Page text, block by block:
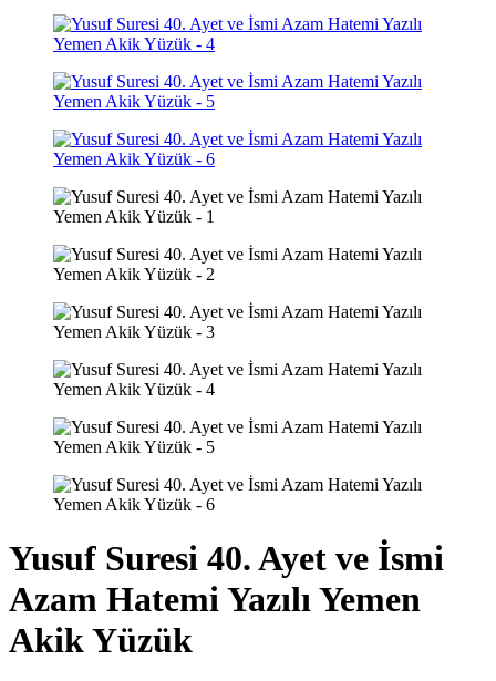
Yusuf Suresi 40. Ayet ve İsmi
Azam Hatemi Yazılı Yemen
Akik Yüzük